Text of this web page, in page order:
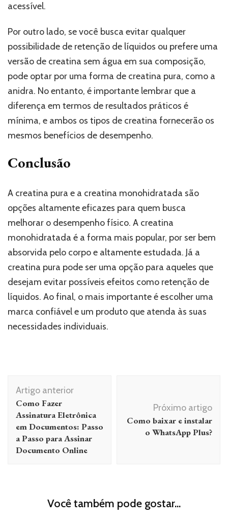
acessível.
Por outro lado, se você busca evitar qualquer
possibilidade de retenção de líquidos ou prefere uma
versão de creatina sem água em sua composição,
pode optar por uma forma de creatina pura, como a
anidra. No entanto, é importante lembrar que a
diferença em termos de resultados práticos é
mínima, e ambos os tipos de creatina fornecerão os
mesmos benefícios de desempenho.
Conclusão
A creatina pura e a creatina monohidratada são
opções altamente eficazes para quem busca
melhorar o desempenho físico. A creatina
monohidratada é a forma mais popular, por ser bem
absorvida pelo corpo e altamente estudada. Já a
creatina pura pode ser uma opção para aqueles que
desejam evitar possíveis efeitos como retenção de
líquidos. Ao final, o mais importante é escolher uma
marca confiável e um produto que atenda às suas
necessidades individuais.
Navegação
de
post
Artigo anterior
Como Fazer
Assinatura Eletrônica
em Documentos: Passo
a Passo para Assinar
Documento Online
Próximo artigo
Como baixar e instalar
o WhatsApp Plus?
Você também pode gostar...